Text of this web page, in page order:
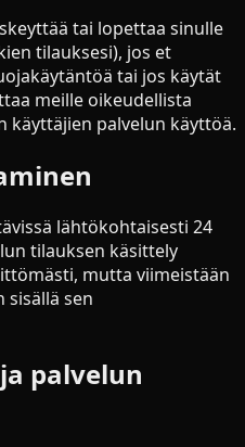
tai lopettaa sinulle
tilauksesi), jos et
tai jos käytät
meille oikeudellista
käyttäjien palvelun käyttöä.
lähtökohtaisesti 24
tilauksen käsittely
mutta viimeistään
sisällä sen
palvelun